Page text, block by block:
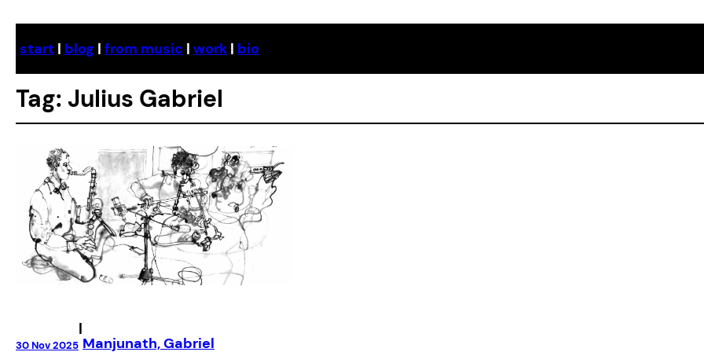
content
start | blog | from music | work | bio
Tag: Julius Gabriel
30 Nov 2025
|
Manjunath, Gabriel